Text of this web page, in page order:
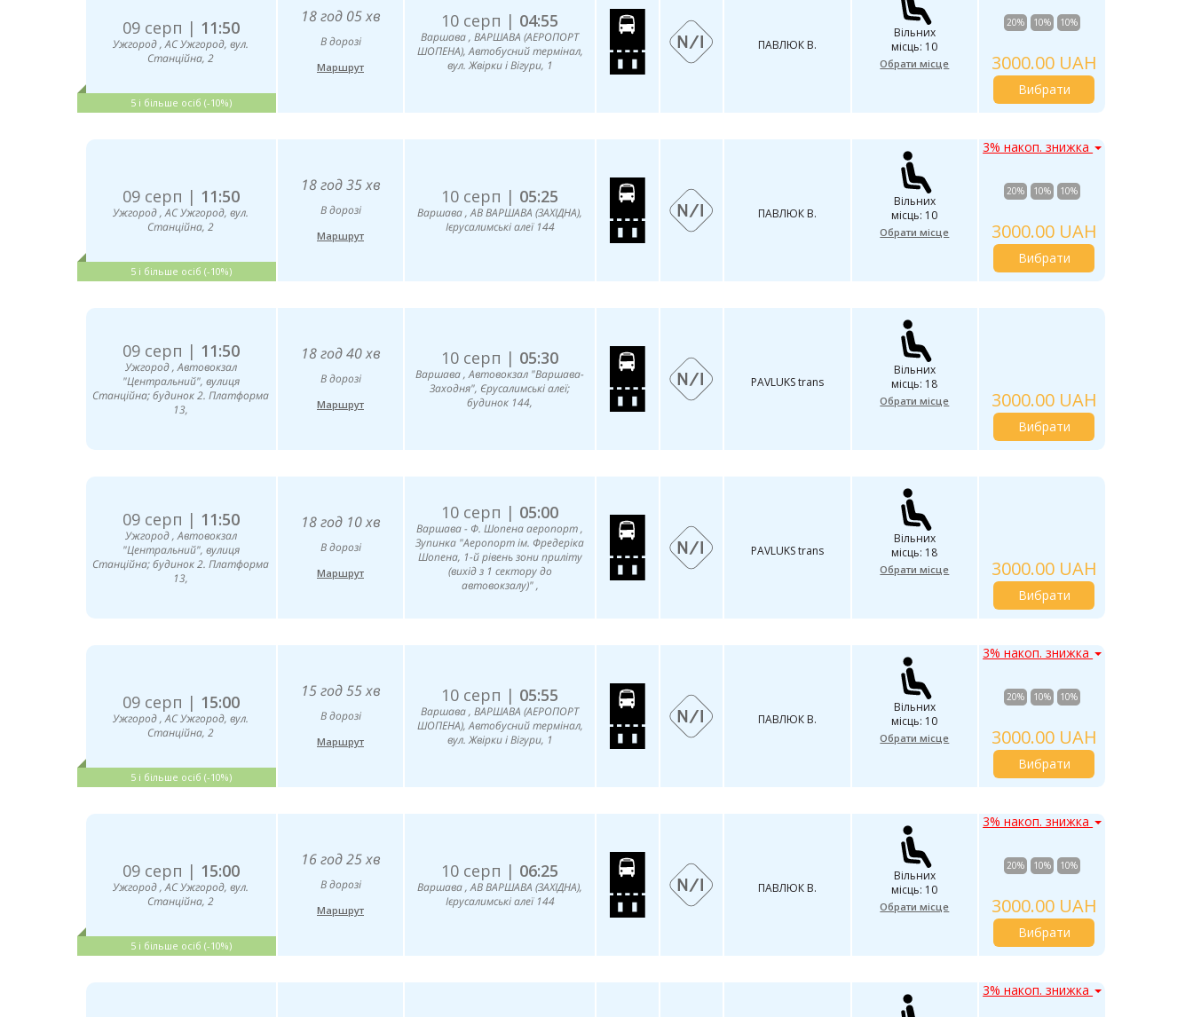
09 серп | 11:50
Ужгород , АС Ужгород, вул.
Станційна, 2
5 і більше осіб (-10%)
18 год 05 хв
В дорозі
Маршрут
10 серп | 04:55
Варшава , ВАРШАВА (АЕРОПОРТ
ШОПЕНА), Автобусний термінал,
вул. Жвірки і Вігури, 1
ПАВЛЮК В.
Вільних
місць: 10
Обрати місце
20% 10% 10%
3000.00 UAH
Вибрати
09 серп | 11:50
Ужгород , АС Ужгород, вул.
Станційна, 2
5 і більше осіб (-10%)
18 год 35 хв
В дорозі
Маршрут
10 серп | 05:25
Варшава , АВ ВАРШАВА (ЗАХІДНА),
Ієрусалимські алеї 144
ПАВЛЮК В.
Вільних
місць: 10
Обрати місце
3% накоп. знижка
20% 10% 10%
3000.00 UAH
Вибрати
09 серп | 11:50
Ужгород , Автовокзал
"Центральний", вулиця
Станційна; будинок 2. Платформа
13,
18 год 40 хв
В дорозі
Маршрут
10 серп | 05:30
Варшава , Автовокзал "Варшава-
Заходня", Єрусалимські алеї;
будинок 144,
PAVLUKS trans
Вільних
місць: 18
Обрати місце 3000.00 UAH
Вибрати
09 серп | 11:50
Ужгород , Автовокзал
"Центральний", вулиця
Станційна; будинок 2. Платформа
13,
18 год 10 хв
В дорозі
Маршрут
10 серп | 05:00
Варшава - Ф. Шопена аеропорт ,
Зупинка "Аеропорт ім. Фредеріка
Шопена, 1-й рівень зони приліту
(вихід з 1 сектору до
автовокзалу)" ,
PAVLUKS trans
Вільних
місць: 18
Обрати місце 3000.00 UAH
Вибрати
09 серп | 15:00
Ужгород , АС Ужгород, вул.
Станційна, 2
5 і більше осіб (-10%)
15 год 55 хв
В дорозі
Маршрут
10 серп | 05:55
Варшава , ВАРШАВА (АЕРОПОРТ
ШОПЕНА), Автобусний термінал,
вул. Жвірки і Вігури, 1
ПАВЛЮК В.
Вільних
місць: 10
Обрати місце
3% накоп. знижка
20% 10% 10%
3000.00 UAH
Вибрати
09 серп | 15:00
Ужгород , АС Ужгород, вул.
Станційна, 2
5 і більше осіб (-10%)
16 год 25 хв
В дорозі
Маршрут
10 серп | 06:25
Варшава , АВ ВАРШАВА (ЗАХІДНА),
Ієрусалимські алеї 144
ПАВЛЮК В.
Вільних
місць: 10
Обрати місце
3% накоп. знижка
20% 10% 10%
3000.00 UAH
Вибрати
3% накоп. знижка